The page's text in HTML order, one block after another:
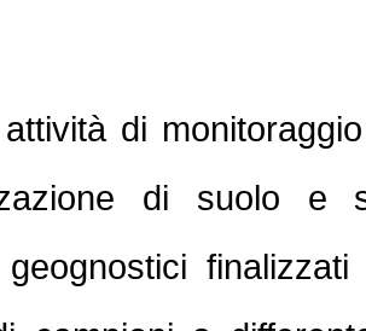
di
di suolo e
geognostici